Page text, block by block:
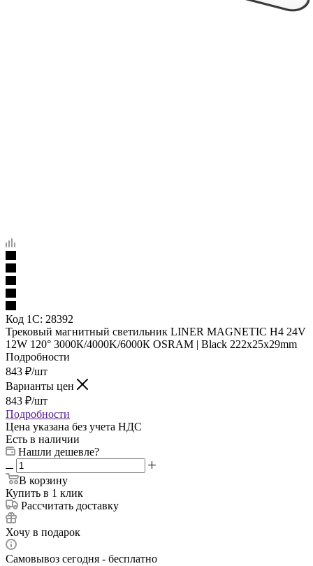
Код 1С: 28392
Трековый магнитный светильник LINER MAGNETIC H4 24V
12W 120° 3000К/4000K/6000К OSRAM | Black 222х25х29mm
Подробности
843 ₽/шт
Варианты цен
843 ₽/шт
Подробности
Цена указана без учета НДС
Есть в наличии
Нашли дешевле?
В корзину
Купить в 1 клик
Рассчитать доставку
Хочу в подарок
Самовывоз сегодня - бесплатно